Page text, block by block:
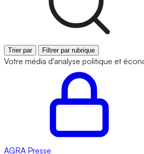
Trier par Filtrer par rubrique
Votre média d'analyse politique et
AGRA Presse